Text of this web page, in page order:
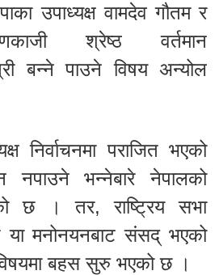
उपाध्यक्ष वामदेव गौतम र
श्रेष्ठ वर्तमान
बन्ने पाउने विषय अन्योल
निर्वाचनमा पराजित भएको
नपाउने भन्नेबारे नेपालको
छ । तर, राष्ट्रिय सभा
या मनोनयनबाट संसद् भएको
बहस सुरु भएको छ ।